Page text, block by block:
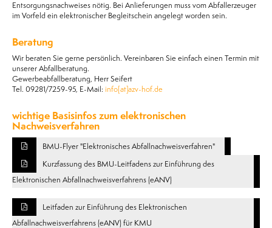
Entsorgungsnachweises nötig. Bei Anlieferungen muss vom Abfallerzeuger
im Vorfeld ein elektronischer Begleitschein angelegt worden sein.
Beratung
Wir beraten Sie gerne persönlich. Vereinbaren Sie einfach einen Termin mit
unserer Abfallberatung.
Gewerbeabfallberatung, Herr Seifert
Tel. 09281/7259-95, E-Mail: info[at]azv-hof.de
wichtige Basisinfos zum elektronischen
Nachweisverfahren
BMU-Flyer "Elektronisches Abfallnachweisverfahren"
Kurzfassung des BMU-Leitfadens zur Einführung des
Elektronischen Abfallnachweisverfahrens (eANV)
Leitfaden zur Einführung des Elektronischen
Abfallnachweisverfahrens (eANV) für KMU